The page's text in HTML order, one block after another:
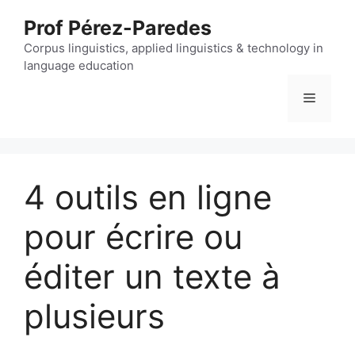
content
Prof Pérez-Paredes
Corpus linguistics, applied linguistics & technology in
language education
Menu
4 outils en ligne
pour écrire ou
éditer un texte à
plusieurs